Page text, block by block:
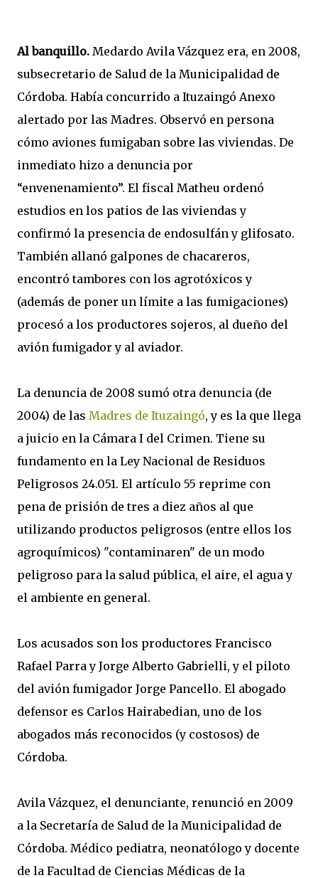
Al banquillo. Medardo Avila Vázquez era, en 2008,
subsecretario de Salud de la Municipalidad de
Córdoba. Había concurrido a Ituzaingó Anexo
alertado por las Madres. Observó en persona
cómo aviones fumigaban sobre las viviendas. De
inmediato hizo a denuncia por
“envenenamiento”. El fiscal Matheu ordenó
estudios en los patios de las viviendas y
confirmó la presencia de endosulfán y glifosato.
También allanó galpones de chacareros,
encontró tambores con los agrotóxicos y
(además de poner un límite a las fumigaciones)
procesó a los productores sojeros, al dueño del
avión fumigador y al aviador.
La denuncia de 2008 sumó otra denuncia (de
2004) de las Madres de Ituzaingó, y es la que llega
a juicio en la Cámara I del Crimen. Tiene su
fundamento en la Ley Nacional de Residuos
Peligrosos 24.051. El artículo 55 reprime con
pena de prisión de tres a diez años al que
utilizando productos peligrosos (entre ellos los
agroquímicos) "contaminaren" de un modo
peligroso para la salud pública, el aire, el agua y
el ambiente en general.
Los acusados son los productores Francisco
Rafael Parra y Jorge Alberto Gabrielli, y el piloto
del avión fumigador Jorge Pancello. El abogado
defensor es Carlos Hairabedian, uno de los
abogados más reconocidos (y costosos) de
Córdoba.
Avila Vázquez, el denunciante, renunció en 2009
a la Secretaría de Salud de la Municipalidad de
Córdoba. Médico pediatra, neonatólogo y docente
de la Facultad de Ciencias Médicas de la